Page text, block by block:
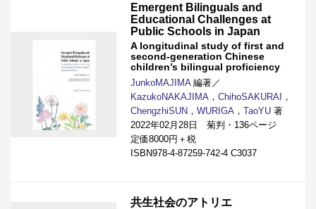
Emergent Bilinguals and
Educational Challenges at
Public Schools in Japan
A longitudinal study of first and
second-generation Chinese
children’s bilingual proficiency
JunkoMAJIMA 編著／
KazukoNAKAJIMA ， ChihoSAKURAI ，
ChengzhiSUN ， WURIGA ， TaoYU 著
2022年02月28日 菊判・136ページ
定価8000円＋税
ISBN978-4-87259-742-4 C3037
共生社会のアトリエ